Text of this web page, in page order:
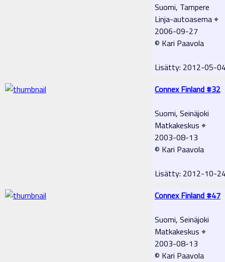
Suomi, Tampere
Linja-autoasema ⌖
2006-09-27
© Kari Paavola
Lisätty: 2012-05-
Connex Finland #32
Suomi, Seinäjoki
Matkakeskus ⌖
2003-08-13
© Kari Paavola
Lisätty: 2012-10-
Connex Finland #47
Suomi, Seinäjoki
Matkakeskus ⌖
2003-08-13
© Kari Paavola